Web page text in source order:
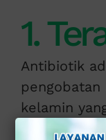
1.
Antibiotik
kelamin
bakteri,